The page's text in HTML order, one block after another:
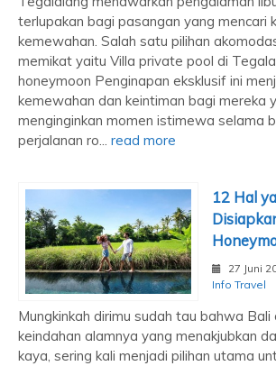
terlupakan bagi pasangan yang mencari
kemewahan. Salah satu pilihan
memikat yaitu Villa private pool di
honeymoon Penginapan eksklusif ini
kemewahan dan keintiman bagi mereka
menginginkan momen istimewa selama
perjalanan ro... read more
12 Hal
27 Juni
Info Travel
Mungkinkah dirimu sudah tau bahwa Bali
keindahan alamnya yang menakjubkan
kaya, sering kali menjadi pilihan utama